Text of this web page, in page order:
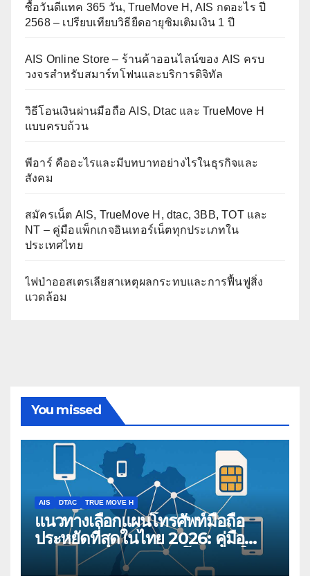
ซื้อวันดีแทค 365 วัน, TrueMove H, AIS กดอะไร ปี
2568 – เปรียบเทียบวิธียืดอายุซิมเติมเงิน 1 ปี
AIS Online Store – ร้านค้าออนไลน์ของ AIS ครบ
วงจรสำหรับสมาร์ทโฟนและบริการดิจิทัล
วิธีโอนเงินผ่านมือถือ AIS, Dtac และ TrueMove H
แบบครบถ้วน
พีอาร์ คืออะไรและมีบทบาทอย่างไรในธุรกิจและ
สังคม
สมัครเน็ต AIS, TrueMove H, dtac, 3BB, TOT และ
NT – คู่มือแพ็กเกจอินเทอร์เน็ตทุกประเภทใน
ประเทศไทย
ไฟป่าออสเตรเลียสาเหตุผลกระทบและการฟื้นฟูสิ่ง
แวดล้อม
You missed
AIS DTAC TRUE MOVE H
แนวทางเลือกแผนโทรศัพท์มือถือ
ประหยัดที่สุดในไทย 2026: คู่มือ
เปรียบเทียบสำหรับผู้บริโภคสมัยใหม่